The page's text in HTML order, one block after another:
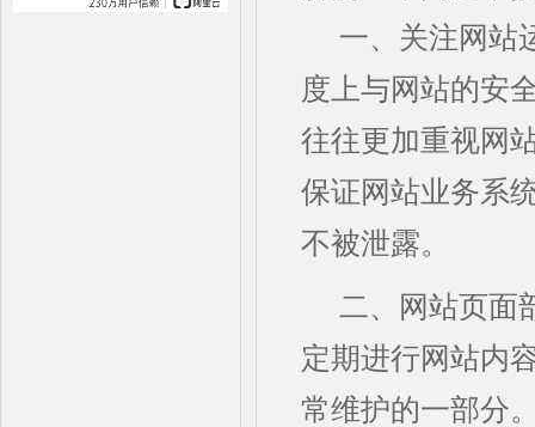
一、关注网站
度上与网站的安
往往更加重视网
保证网站业务系
不被泄露。
二、网站页面
定期进行网站内
常维护的一部分